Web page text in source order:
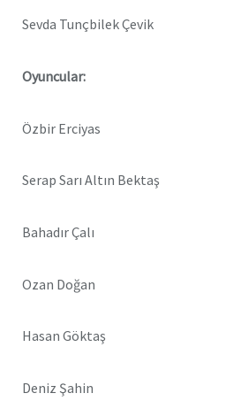
Sevda Tunçbilek Çevik
Oyuncular:
Özbir Erciyas
Serap Sarı Altın Bektaş
Bahadır Çalı
Ozan Doğan
Hasan Göktaş
Deniz Şahin